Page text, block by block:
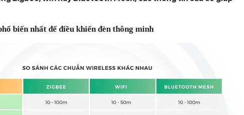
biến nhất để điều khiển đèn thông minh